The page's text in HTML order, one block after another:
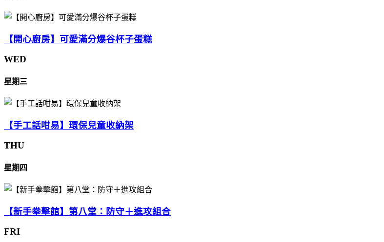
【開心廚房】可愛滿分爆谷杯子蛋糕
WED
星期三
【手工話咁易】環保兒童收納架
THU
星期四
【新手拳擊館】第八堂：防守＋進攻組合
FRI